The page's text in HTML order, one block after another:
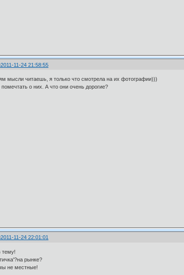
2011-11-24 21:58:55
мысли читаешь, я только что смотрела на их фотографии)))
о них. А что они очень дорогие?
2011-11-24 22:01:01
тему!
рынке?
не местные!